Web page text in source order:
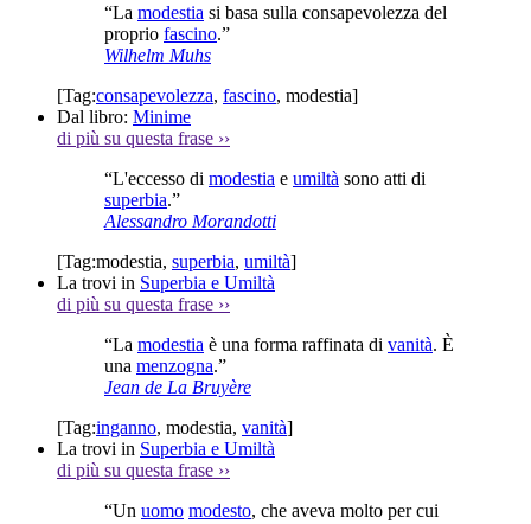
“La modestia si basa sulla consapevolezza del
proprio fascino.”
Wilhelm Muhs
[Tag:consapevolezza, fascino, modestia]
Dal libro: Minime
di più su questa frase ››
“L'eccesso di modestia e umiltà sono atti di
superbia.”
Alessandro Morandotti
[Tag:modestia, superbia, umiltà]
La trovi in Superbia e Umiltà
di più su questa frase ››
“La modestia è una forma raffinata di vanità. È
una menzogna.”
Jean de La Bruyère
[Tag:inganno, modestia, vanità]
La trovi in Superbia e Umiltà
di più su questa frase ››
“Un uomo modesto, che aveva molto per cui